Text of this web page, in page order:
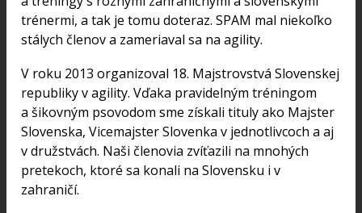
trénermi, a tak je tomu doteraz. SPAM mal niekoľko
stálych členov a zameriaval sa na agility.
V roku 2013 organizoval 18. Majstrovstvá Slovenskej
republiky v agility. Vďaka pravidelným tréningom
a šikovným psovodom sme získali tituly ako Majster
Slovenska, Vicemajster Slovenka v jednotlivcoch a aj
v družstvách. Naši členovia zvíťazili na mnohých
pretekoch, ktoré sa konali na Slovensku i v
zahraničí.